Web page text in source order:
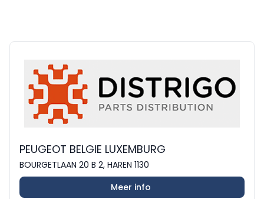
PEUGEOT BELGIE LUXEMBURG
BOURGETLAAN 20 B 2, HAREN 1130
Meer info